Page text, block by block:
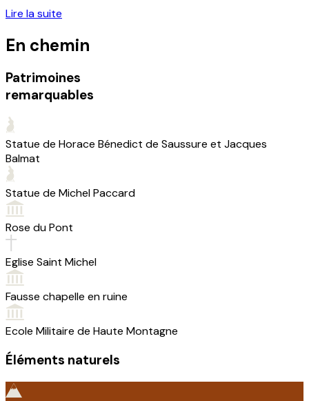
Lire la suite
En chemin
Patrimoines
remarquables
Statue de Horace Bénedict de Saussure et Jacques
Balmat
Statue de Michel Paccard
Rose du Pont
Eglise Saint Michel
Fausse chapelle en ruine
Ecole Militaire de Haute Montagne
Éléments naturels